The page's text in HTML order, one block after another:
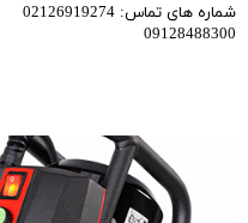
شماره های تماس: 02126919274
09128488300